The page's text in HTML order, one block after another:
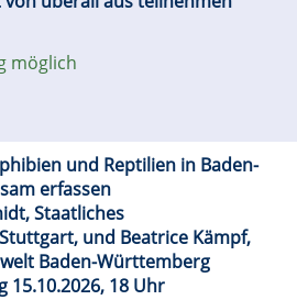
möglich
und Reptilien in Baden-
erfassen
Staatliches
und Beatrice Kämpf,
Baden-Württemberg
15.10.2026, 18 Uhr